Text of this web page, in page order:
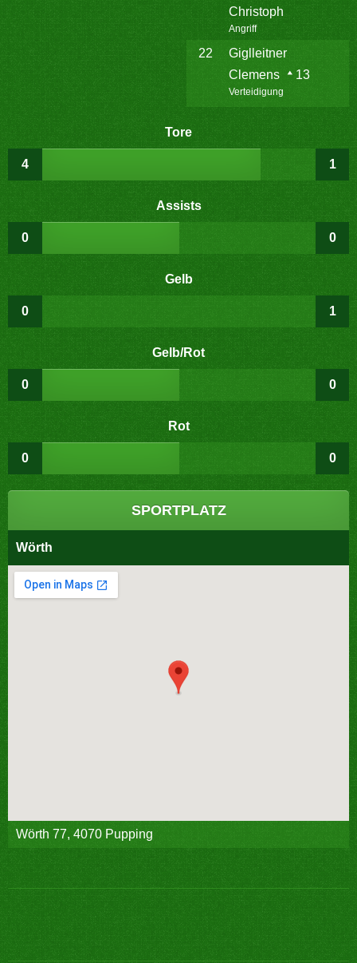
Christoph
Angriff
22
Giglleitner
Clemens
13
Verteidigung
Tore
4 1
Assists
0 0
Gelb
0 1
Gelb/Rot
0 0
Rot
0 0
SPORTPLATZ
Wörth
Wörth 77, 4070 Pupping